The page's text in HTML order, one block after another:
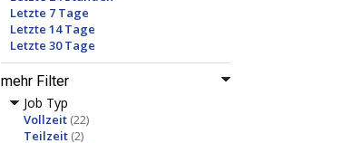
Letzte 7 Tage
Letzte 14 Tage
Letzte 30 Tage
mehr Filter
Job Typ
Vollzeit (22)
Teilzeit (2)